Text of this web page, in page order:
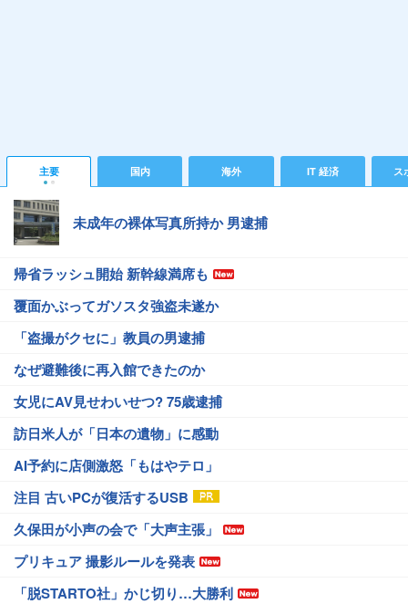
主要 国内 海外 IT 経済 ス
未成年の裸体写真所持か 男逮捕
帰省ラッシュ開始 新幹線満席も
覆面かぶってガソスタ強盗未遂か
「盗撮がクセに」教員の男逮捕
なぜ避難後に再入館できたのか
女児にAV見せわいせつ? 75歳逮捕
訪日米人が「日本の遺物」に感動
AI予約に店側激怒「もはやテロ」
注目 古いPCが復活するUSB
久保田が小声の会で「大声主張」
プリキュア 撮影ルールを発表
「脱STARTO社」かじ切り…大勝利